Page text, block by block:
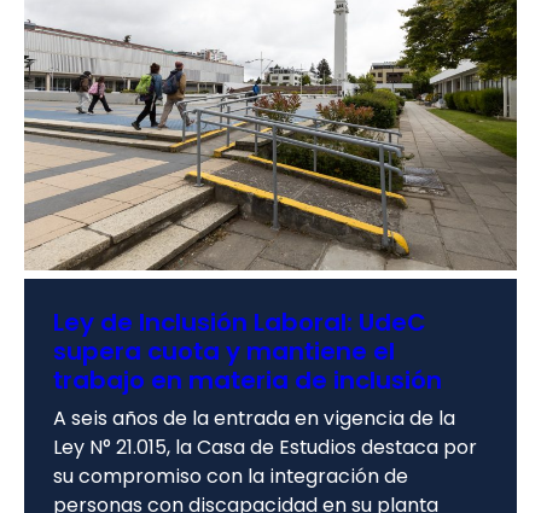
Ley de Inclusión Laboral: UdeC
supera cuota y mantiene el
trabajo en materia de inclusión
A seis años de la entrada en vigencia de la
Ley N° 21.015, la Casa de Estudios destaca por
su compromiso con la integración de
personas con discapacidad en su planta